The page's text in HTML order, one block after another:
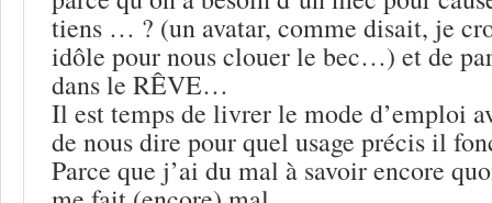
tiens … ? (un avatar, comme disait, je
idôle pour nous clouer le bec…) et de
dans le RÊVE…
Il est temps de livrer le mode d’emploi
de nous dire pour quel usage précis il
Parce que j’ai du mal à savoir encore